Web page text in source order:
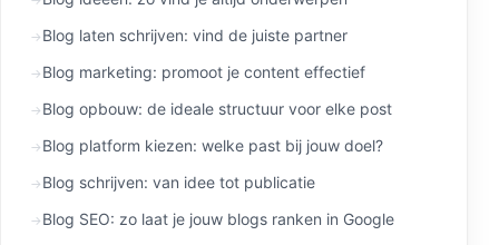
Blog laten schrijven: vind de juiste partner
Blog marketing: promoot je content effectief
Blog opbouw: de ideale structuur voor elke post
Blog platform kiezen: welke past bij jouw doel?
Blog schrijven: van idee tot publicatie
Blog SEO: zo laat je jouw blogs ranken in Google